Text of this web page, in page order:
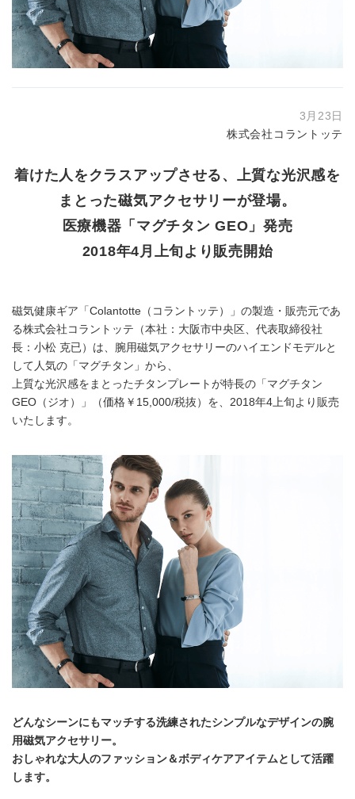
3月23日
株式会社コラントッテ
着けた人をクラスアップさせる、上質な光沢感を
まとった磁気アクセサリーが登場。
医療機器「マグチタン GEO」発売
2018年4月上旬より販売開始
磁気健康ギア「Colantotte（コラントッテ）」の製造・販売元であ
る株式会社コラントッテ（本社：大阪市中央区、代表取締役社
長：小松 克已）は、腕用磁気アクセサリーのハイエンドモデルと
して人気の「マグチタン」から、
上質な光沢感をまとったチタンプレートが特長の「マグチタン
GEO（ジオ）」（価格￥15,000/税抜）を、2018年4上旬より販売
いたします。
どんなシーンにもマッチする洗練されたシンプルなデザインの腕
用磁気アクセサリー。
おしゃれな大人のファッション＆ボディケアアイテムとして活躍
します。